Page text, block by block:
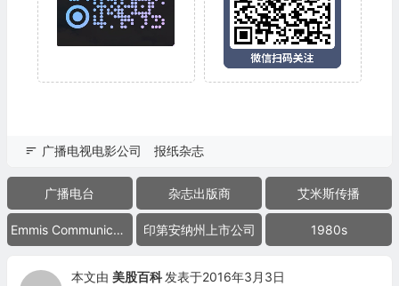
广播电视电影公司 报纸杂志
广播电台 杂志出版商 艾米斯传播
Emmis Communications 印第安纳州上市公司 1980s
本文由 美股百科 发表于2016年3月3日